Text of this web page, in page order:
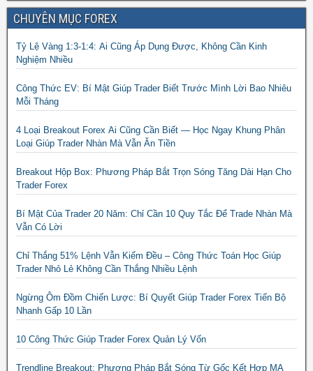
CHUYÊN MỤC FOREX
Tỷ Lệ Vàng 1:3-1:4: Ai Cũng Áp Dụng Được, Không Cần Kinh
Nghiệm Nhiều
Công Thức EV: Bí Mật Giúp Trader Biết Trước Mình Lời Bao Nhiêu
Mỗi Tháng
4 Loại Breakout Forex Ai Cũng Cần Biết — Học Ngay Khung Phân
Loại Giúp Trader Nhàn Mà Vẫn Ăn Tiền
Breakout Hộp Box: Phương Pháp Bắt Trọn Sóng Tăng Dài Hạn Cho
Trader Forex
Bí Mật Của Trader 20 Năm: Chỉ Cần 10 Quy Tắc Để Trade Nhàn Mà
Vẫn Có Lời
Chỉ Thắng 51% Lệnh Vẫn Kiếm Đều – Công Thức Toán Học Giúp
Trader Nhỏ Lẻ Không Cần Thắng Nhiều Lệnh
Ngừng Ôm Đồm Chiến Lược: Bí Quyết Giúp Trader Forex Tiến Bộ
Nhanh Gấp 10 Lần
10 Công Thức Giúp Trader Forex Quản Lý Vốn
Trendline Breakout: Phương Pháp Bắt Sóng Từ Gốc Kết Hợp MA